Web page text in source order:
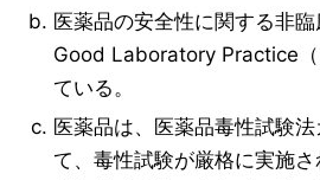
医薬品の安全性に関する非
Good Laboratory Practice
ている。
医薬品は、医薬品毒性試験
て、毒性試験が厳格に実施さ